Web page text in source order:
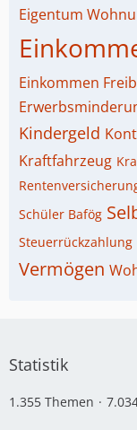
Eigentum
Einkommen
Kindergeld
Kraftfahrzeug
Schüler Bafög
Steuerrückzahlung
Vermögen
Statistik
1.355 Themen